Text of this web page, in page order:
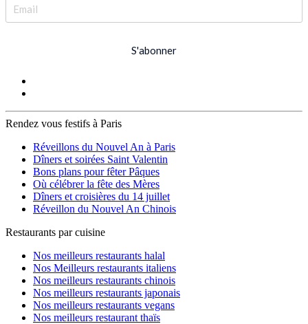
S'abonner
Rendez vous festifs à Paris
Réveillons du Nouvel An à Paris
Dîners et soirées Saint Valentin
Bons plans pour fêter Pâques
Où célébrer la fête des Mères
Dîners et croisières du 14 juillet
Réveillon du Nouvel An Chinois
Restaurants par cuisine
Nos meilleurs restaurants halal
Nos Meilleurs restaurants italiens
Nos meilleurs restaurants chinois
Nos meilleurs restaurants japonais
Nos meilleurs restaurants vegans
Nos meilleurs restaurant thaïs